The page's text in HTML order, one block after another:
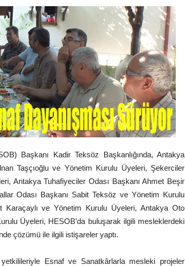
Başkanı Kadir Teksöz Başkanlığında, Antakya
Taşçıoğlu ve Yönetim Kurulu Üyeleri, Şekerciler
Antakya Tuhafiyeciler Odası Başkanı Ahmet Beşir
Odası Başkanı Sabit Teksöz ve Yönetim Kurulu
Karaçaylı ve Yönetim Kurulu Üyeleri, Antakya Oto
Üyeleri, HESOB’da buluşarak ilgili mesleklerdeki
çözümü ile ilgili istişareler yaptı.
Esnaf ve Sanatkârlarla mesleki projeler